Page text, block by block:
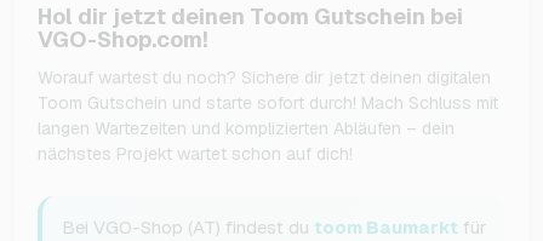
Hol dir jetzt deinen Toom Gutschein bei
VGO-Shop.com!
Worauf wartest du noch? Sichere dir jetzt deinen digitalen
Toom Gutschein und starte sofort durch! Mach Schluss mit
langen Wartezeiten und komplizierten Abläufen – dein
nächstes Projekt wartet schon auf dich!
Bei VGO-Shop (AT) findest du toom Baumarkt für